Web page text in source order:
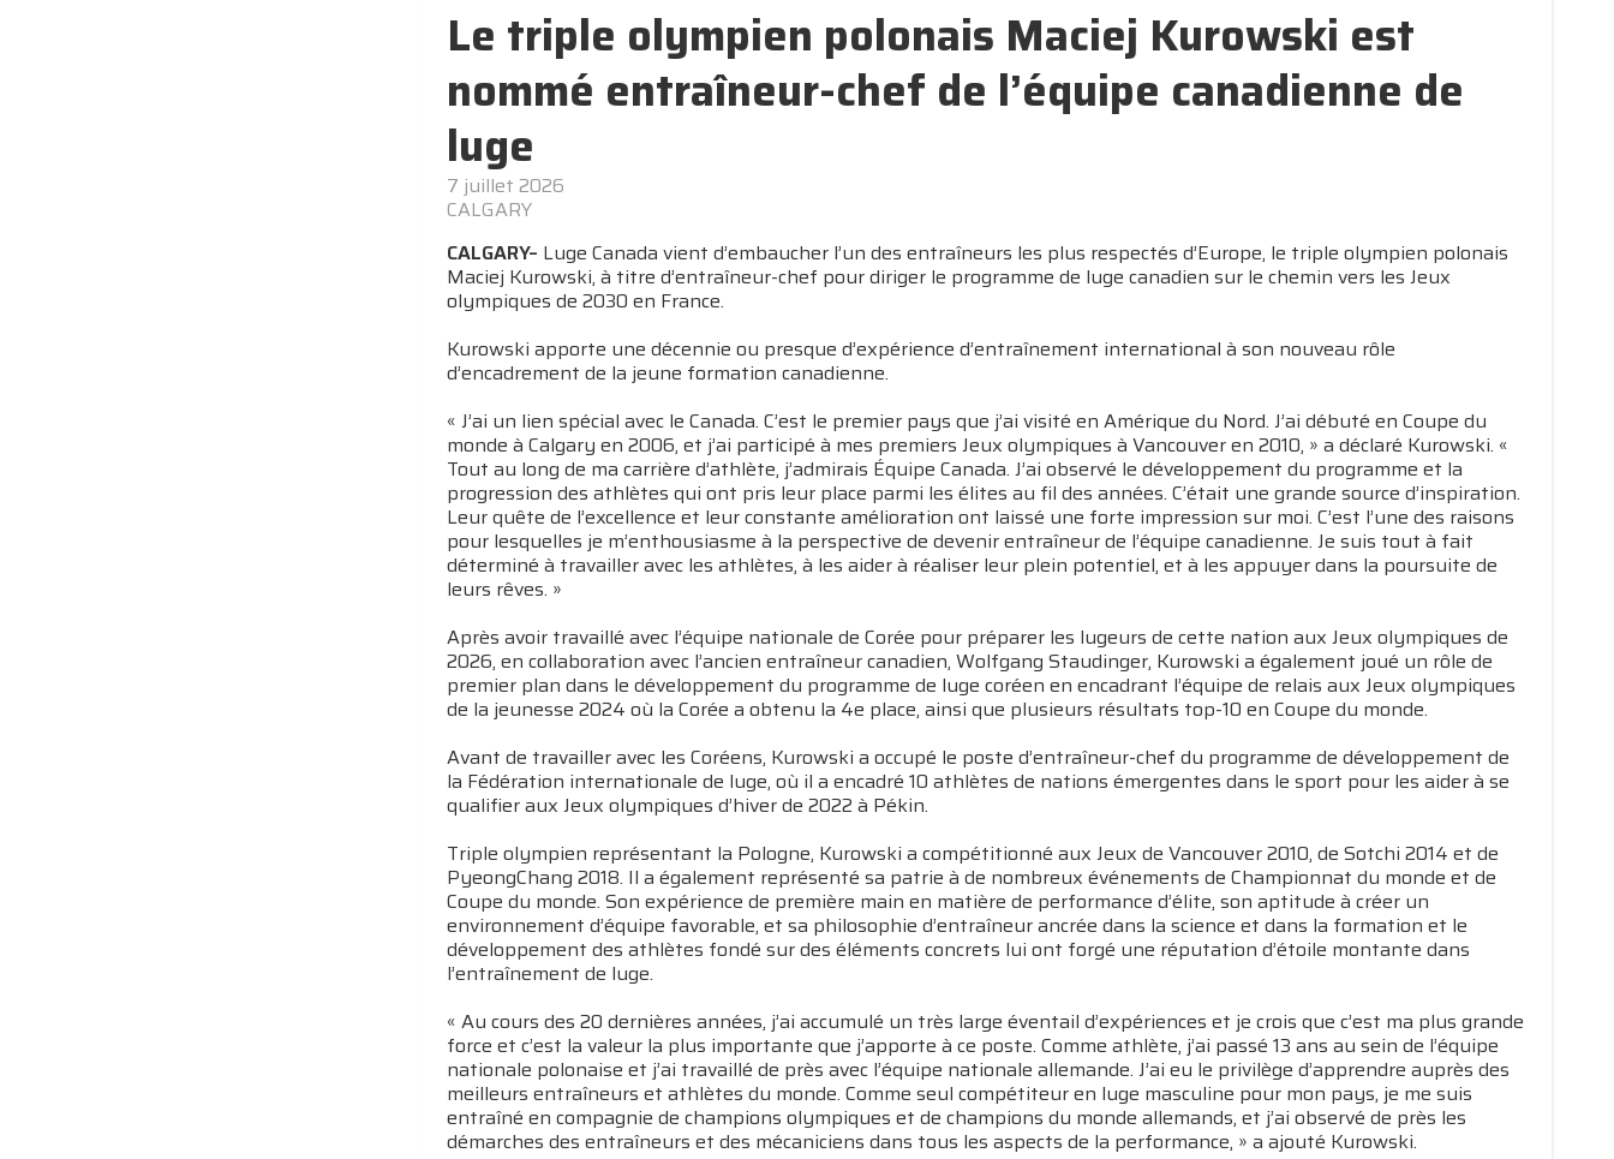
Le triple olympien polonais Maciej Kurowski est
nommé entraîneur-chef de l’équipe canadienne de
luge
7 juillet 2026
CALGARY
CALGARY– Luge Canada vient d’embaucher l’un des entraîneurs les plus respectés d’Europe, le triple olympien polonais
Maciej Kurowski, à titre d’entraîneur-chef pour diriger le programme de luge canadien sur le chemin vers les Jeux
olympiques de 2030 en France.
Kurowski apporte une décennie ou presque d’expérience d’entraînement international à son nouveau rôle
d’encadrement de la jeune formation canadienne.
« J’ai un lien spécial avec le Canada. C’est le premier pays que j’ai visité en Amérique du Nord. J’ai débuté en Coupe du
monde à Calgary en 2006, et j’ai participé à mes premiers Jeux olympiques à Vancouver en 2010, » a déclaré Kurowski. «
Tout au long de ma carrière d’athlète, j’admirais Équipe Canada. J’ai observé le développement du programme et la
progression des athlètes qui ont pris leur place parmi les élites au fil des années. C’était une grande source d’inspiration.
Leur quête de l’excellence et leur constante amélioration ont laissé une forte impression sur moi. C’est l’une des raisons
pour lesquelles je m’enthousiasme à la perspective de devenir entraîneur de l’équipe canadienne. Je suis tout à fait
déterminé à travailler avec les athlètes, à les aider à réaliser leur plein potentiel, et à les appuyer dans la poursuite de
leurs rêves. »
Après avoir travaillé avec l’équipe nationale de Corée pour préparer les lugeurs de cette nation aux Jeux olympiques de
2026, en collaboration avec l’ancien entraîneur canadien, Wolfgang Staudinger, Kurowski a également joué un rôle de
premier plan dans le développement du programme de luge coréen en encadrant l’équipe de relais aux Jeux olympiques
de la jeunesse 2024 où la Corée a obtenu la 4e place, ainsi que plusieurs résultats top-10 en Coupe du monde.
Avant de travailler avec les Coréens, Kurowski a occupé le poste d’entraîneur-chef du programme de développement de
la Fédération internationale de luge, où il a encadré 10 athlètes de nations émergentes dans le sport pour les aider à se
qualifier aux Jeux olympiques d’hiver de 2022 à Pékin.
Triple olympien représentant la Pologne, Kurowski a compétitionné aux Jeux de Vancouver 2010, de Sotchi 2014 et de
PyeongChang 2018. Il a également représenté sa patrie à de nombreux événements de Championnat du monde et de
Coupe du monde. Son expérience de première main en matière de performance d’élite, son aptitude à créer un
environnement d’équipe favorable, et sa philosophie d’entraîneur ancrée dans la science et dans la formation et le
développement des athlètes fondé sur des éléments concrets lui ont forgé une réputation d’étoile montante dans
l’entraînement de luge.
« Au cours des 20 dernières années, j’ai accumulé un très large éventail d’expériences et je crois que c’est ma plus grande
force et c’est la valeur la plus importante que j’apporte à ce poste. Comme athlète, j’ai passé 13 ans au sein de l’équipe
nationale polonaise et j’ai travaillé de près avec l’équipe nationale allemande. J’ai eu le privilège d’apprendre auprès des
meilleurs entraîneurs et athlètes du monde. Comme seul compétiteur en luge masculine pour mon pays, je me suis
entraîné en compagnie de champions olympiques et de champions du monde allemands, et j’ai observé de près les
démarches des entraîneurs et des mécaniciens dans tous les aspects de la performance, » a ajouté Kurowski.